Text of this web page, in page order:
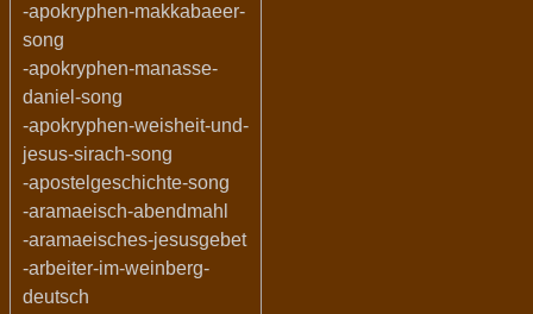
-apokryphen-makkabaeer-
song
-apokryphen-manasse-
daniel-song
-apokryphen-weisheit-und-
jesus-sirach-song
-apostelgeschichte-song
-aramaeisch-abendmahl
-aramaeisches-jesusgebet
-arbeiter-im-weinberg-
deutsch